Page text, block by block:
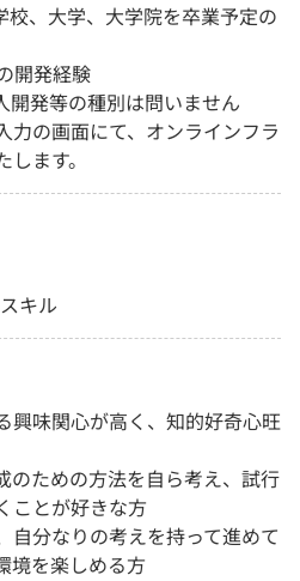
、大学、大学院を卒業予定の
開発経験
発等の種別は問いません
の画面にて、オンラインフラ
ます。
キル
味関心が高く、知的好奇心旺
ための方法を自ら考え、試行
ことが好きな方
分なりの考えを持って進めて
境を楽しめる方